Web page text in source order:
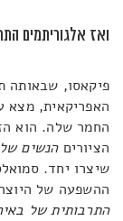
ואז אלגוריתמים
פיקאסו, שבאותה
האפריקאית, מצא
החמר שלה. הוא
הציוריםהנשים
שיצרו יחד.
ההשפעה של
התרבותית של